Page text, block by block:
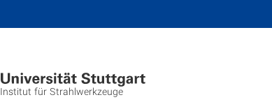
Institut für Strahlwerkzeuge